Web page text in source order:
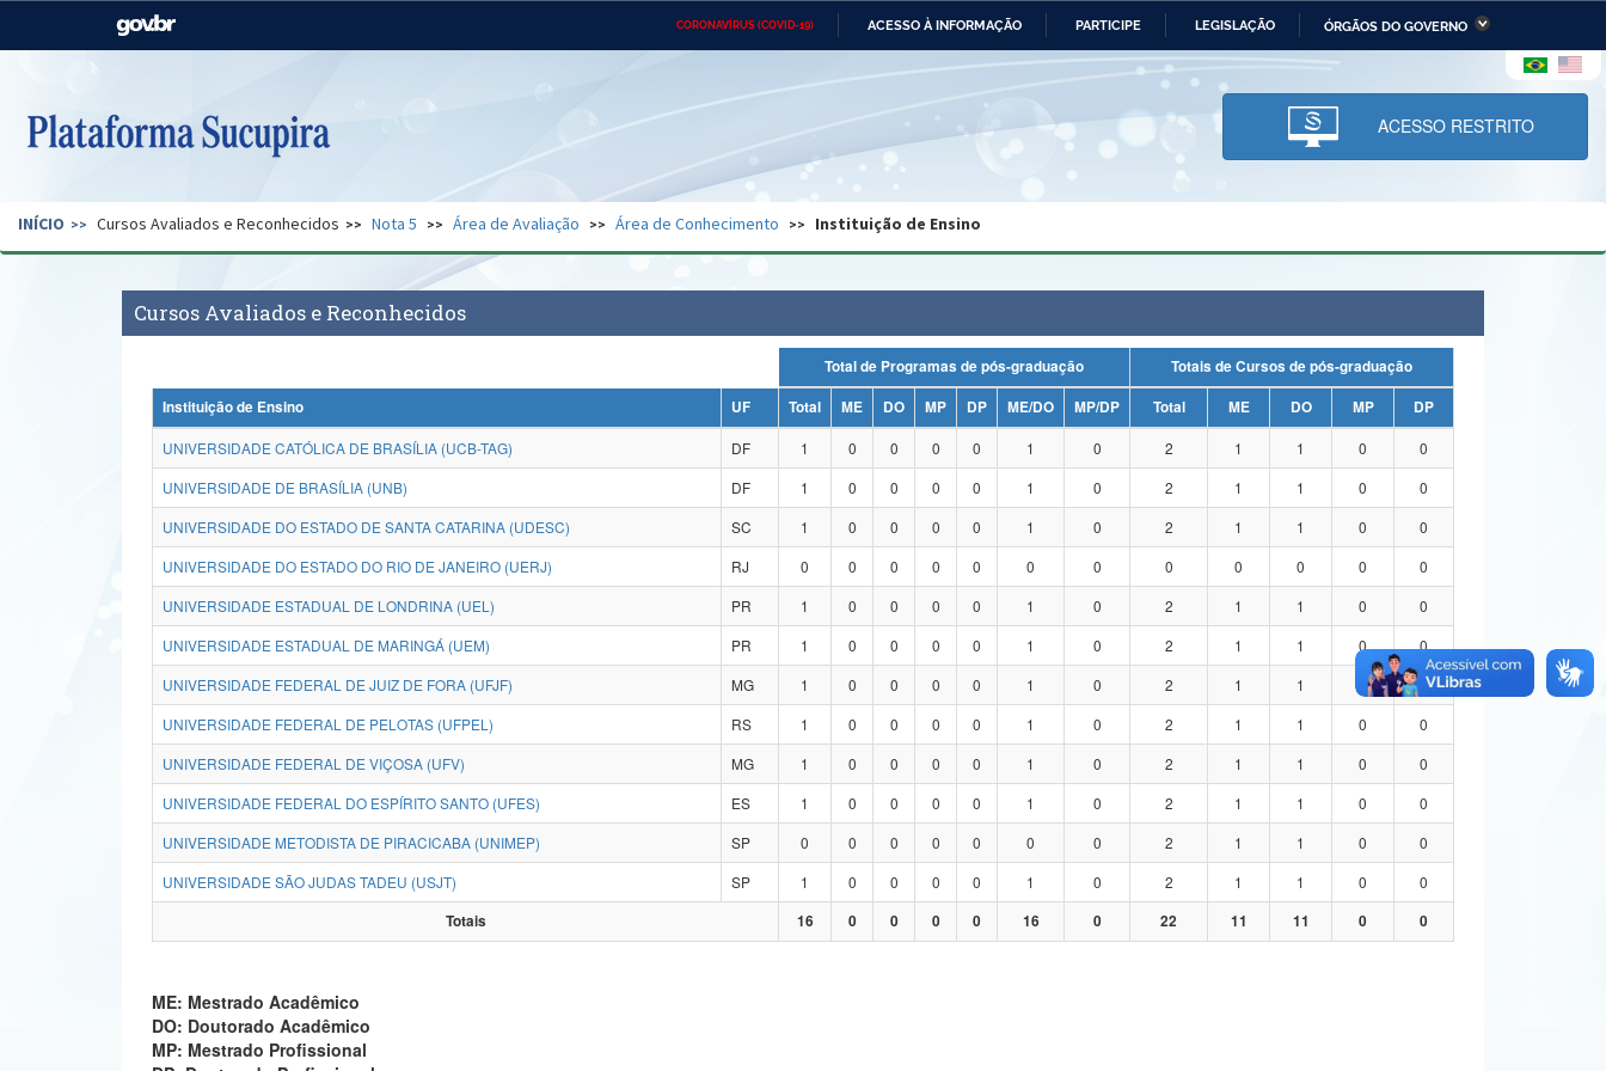
CORONAVÍRUS (COVID-19) ACESSO À INFORMAÇÃO PARTICIPE LEGISLAÇÃO ÓRGÃOS DO GOVERNO
Casa Civil Ministério das Relações Ministério da Economia Ministério da Infraestrutura
Pecuária e Abastecimento
Ministério da Ciência,
Tecnologia, Inovações e
Comunicações
Ministério do Desenvolvimento
Regional e dos Direitos Humanos
Secretaria de Governo Gabinete de Segurança Advocacia-Geral da União Banco Central do Brasil Planalto
ACESSO RESTRITO
INÍCIO Cursos Avaliados e Reconhecidos Nota 5 Área de Avaliação Área de Conhecimento Instituição de Ensino
Cursos Avaliados e Reconhecidos
Total de Programas de pós-graduação
Totais de Cursos de pós-graduação
Instituição de Ensino
UF Total ME DO MP DP ME/DO MP/DP Total ME DO MP
DP
UNIVERSIDADE CATÓLICA DE BRASÍLIA (UCB-TAG)
DF 1 0 0 0 0 1 0 2 1 1 0
0
UNIVERSIDADE DE BRASÍLIA (UNB)
DF 1 0 0 0 0 1 0 2 1 1 0
0
UNIVERSIDADE DO ESTADO DE SANTA CATARINA (UDESC)
SC 1 0 0 0 0 1 0 2 1 1 0
0
UNIVERSIDADE DO ESTADO DO RIO DE JANEIRO (UERJ)
RJ 0 0 0 0 0 0 0 0 0 0 0
0
UNIVERSIDADE ESTADUAL DE LONDRINA (UEL)
PR 1 0 0 0 0 1 0 2 1 1 0
0
UNIVERSIDADE ESTADUAL DE MARINGÁ (UEM)
PR 1 0 0 0 0 1 0 2 1 1 0
0
UNIVERSIDADE FEDERAL DE JUIZ DE FORA (UFJF)
MG 1 0 0 0 0 1 0 2 1 1
0
UNIVERSIDADE FEDERAL DE PELOTAS (UFPEL)
RS 1 0 0 0 0 1 0 2 1 1 0
0
UNIVERSIDADE FEDERAL DE VIÇOSA (UFV)
MG 1 0 0 0 0 1 0 2 1 1 0
0
UNIVERSIDADE FEDERAL DO ESPÍRITO SANTO (UFES)
ES 1 0 0 0 0 1 0 2 1 1 0
0
UNIVERSIDADE METODISTA DE PIRACICABA (UNIMEP)
SP 0 0 0 0 0 0 0 2 1 1 0
0
UNIVERSIDADE SÃO JUDAS TADEU (USJT)
SP 1 0 0 0 0 1 0 2 1 1 0
0
Totais
16 0 0 0 0 16 0 22 11 11 0 0
ME: Mestrado Acadêmico
DO: Doutorado Acadêmico
MP: Mestrado Profissional